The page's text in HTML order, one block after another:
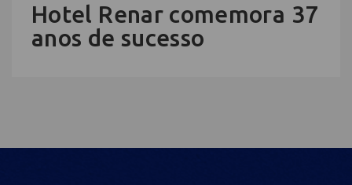
Hotel Renar comemora 37
anos de sucesso